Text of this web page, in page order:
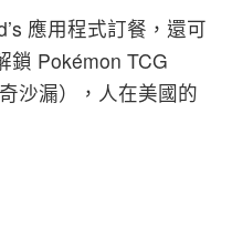
應用程式訂餐，還可
鎖 Pokémon TCG
沙漏），人在美國的